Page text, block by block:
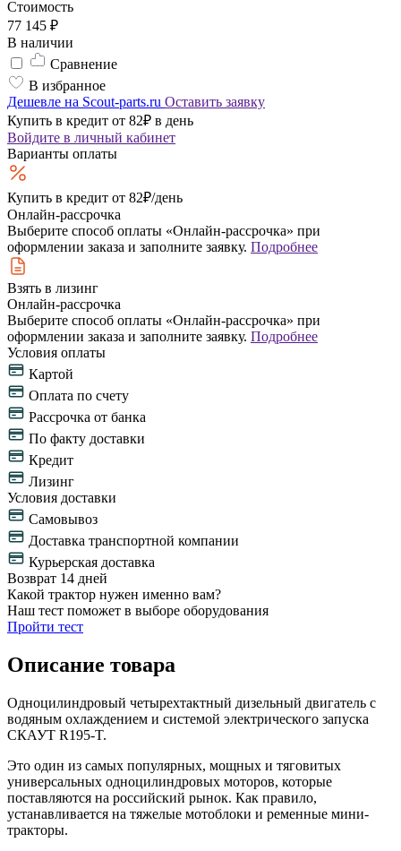
Стоимость
77 145 ₽
В наличии
Сравнение
В избранное
Дешевле на Scout-parts.ru Оставить заявку
Купить в кредит от 82₽ в день
Войдите в личный кабинет
Варианты оплаты
Купить в кредит от 82₽/день
Онлайн-рассрочка
Выберите способ оплаты «Онлайн-рассрочка» при
оформлении заказа и заполните заявку. Подробнее
Взять в лизинг
Онлайн-рассрочка
Выберите способ оплаты «Онлайн-рассрочка» при
оформлении заказа и заполните заявку. Подробнее
Условия оплаты
Картой
Оплата по счету
Рассрочка от банка
По факту доставки
Кредит
Лизинг
Условия доставки
Самовывоз
Доставка транспортной компании
Курьерская доставка
Возврат 14 дней
Какой трактор нужен именно вам?
Наш тест поможет в выборе оборудования
Пройти тест
Описание товара
Одноцилиндровый четырехтактный дизельный двигатель с
водяным охлаждением и системой электрического запуска
СКАУТ R195-T.
Это один из самых популярных, мощных и тяговитых
универсальных одноцилиндровых моторов, которые
поставляются на российский рынок. Как правило,
устанавливается на тяжелые мотоблоки и ременные мини-
тракторы.